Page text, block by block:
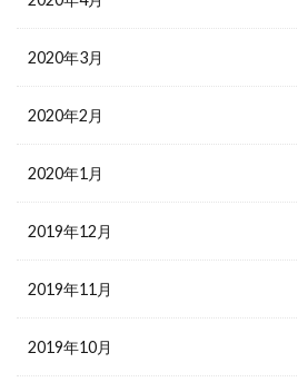
2020年3月
2020年2月
2020年1月
2019年12月
2019年11月
2019年10月